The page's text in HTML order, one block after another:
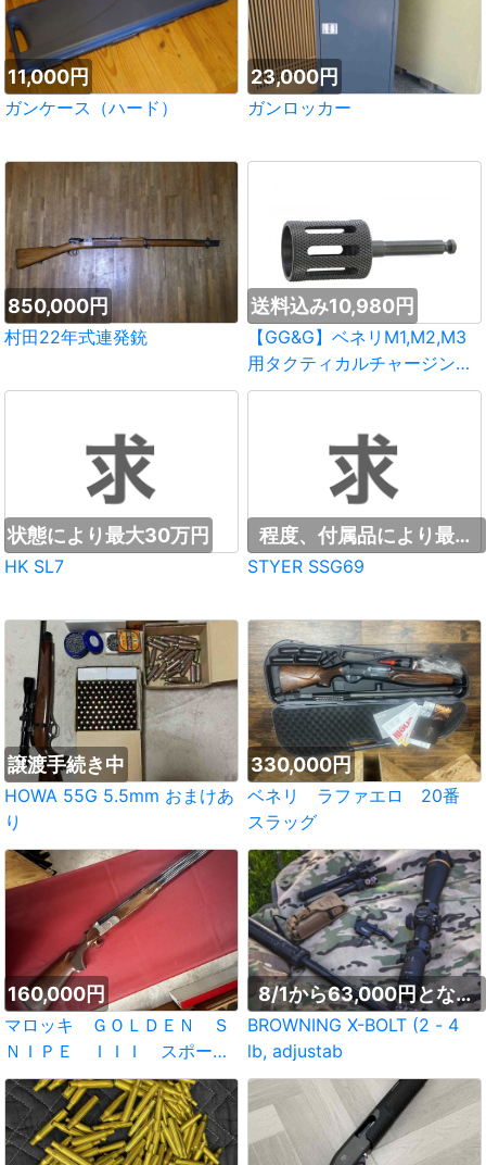
11,000円
ガンケース（ハード）
23,000円
ガンロッカー
850,000円
村田22年式連発銃
送料込み10,980円
【GG&G】ベネリM1,M2,M3
用タクティカルチャージング
ハンドル
状態により最大30万円
HK SL7
程度、付属品により最大
50万円
STYER SSG69
譲渡手続き中
HOWA 55G 5.5mm おまけあ
り
330,000円
ベネリ ラファエロ 20番
スラッグ
160,000円
マロッキ ＧＯＬＤＥＮ Ｓ
ＮＩＰＥ ＩＩＩ スポーテ
ィング
8/1から63,000円となり
ます。
BROWNING X-BOLT (2 - 4
lb, adjustab